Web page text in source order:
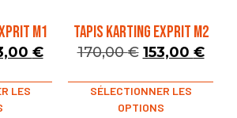
M1
€
LES
TAPIS KARTING EXPRIT M2
170,00€ 153,00 €
SÉLECTIONNER LES
OPTIONS